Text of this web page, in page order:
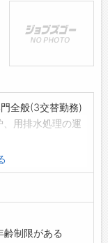
全般(3交替勤務)
、用排水処理の運
(事務部・研究技
含む)、製造課(抄
齢制限がある